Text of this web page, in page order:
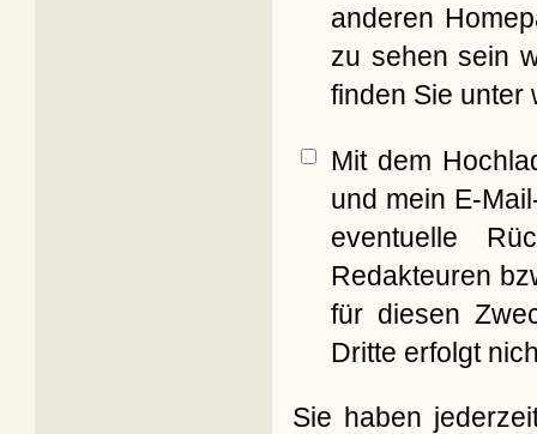
anderen
zu sehen sein
finden Sie unter
Mit dem
und mein E-
eventuelle
Redakteuren
für diesen
Dritte erfolgt
Sie haben